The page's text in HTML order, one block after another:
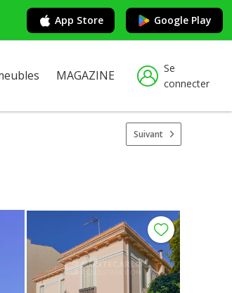
App Store Google Play
MAGAZINE
Se
connecter
Suivant